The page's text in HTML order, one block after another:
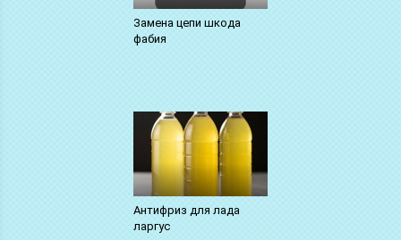
Замена цепи шкода
фабия
Антифриз для лада
ларгус